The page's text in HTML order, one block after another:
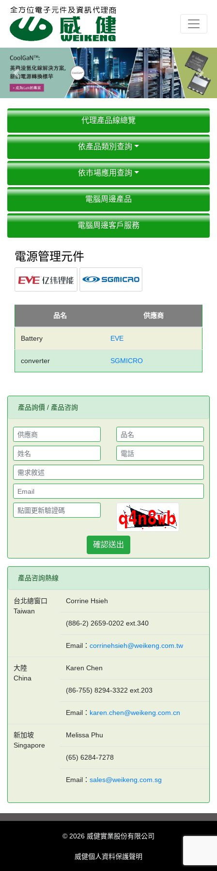
Previous Next
代理產品線總覽
依產品類別查詢
依市場應用查詢
電腦周邊產品
電腦周邊客戶服務
電源管理元件
品名 供應商
Battery EVE
converter SGMICRO
產品詢價 / 產品咨詢
確認送出
產品咨詢熱線
台北總窗口
Taiwan
Corrine Hsieh
(886-2) 2659-0202 ext.340
Email： corrinehsieh@weikeng.com.tw
大陸
China
Karen Chen
(86-755) 8294-3322 ext.203
Email： karen.chen@weikeng.com.cn
新加坡
Singapore
Melissa Phu
(65) 6284-7278
Email： sales@weikeng.com.sg
© 2026 威健實業股份有限公司
威健個人資料保護聲明